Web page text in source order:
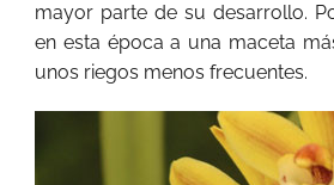
mayor parte de su desarrollo.
en esta época a una maceta
unos riegos menos frecuentes.